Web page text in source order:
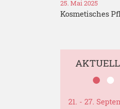
Kosmetisches
25. Mai 2025
21. - 27.